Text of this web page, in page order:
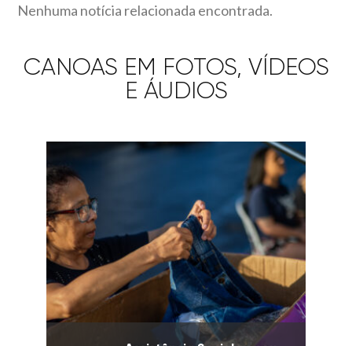
Nenhuma notícia relacionada encontrada.
CANOAS EM FOTOS, VÍDEOS
E ÁUDIOS